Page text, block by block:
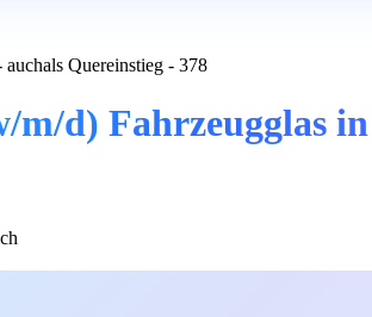
Quereinstieg - 378
d) Fahrzeugglas